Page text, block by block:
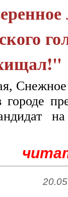
Снежное
городе
на